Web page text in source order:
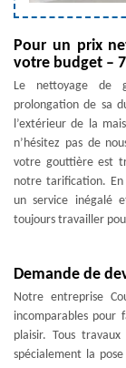
Pour un prix
votre budget –
Le nettoyage de
prolongation de sa
l’extérieur de la
n’hésitez pas de
votre gouttière est
notre tarification. En
un service inégalé
toujours travailler
Demande de
Notre entreprise
incomparables pour
plaisir. Tous
spécialement la